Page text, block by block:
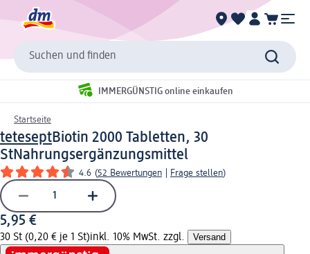
Suchen und finden
IMMERGÜNSTIG online einkaufen
Startseite
teteseptBiotin 2000 Tabletten, 30
StNahrungsergänzungsmittel
4.6 (52 Bewertungen Frage stellen)
5,95 €
30 St (0,20 € je 1 St)inkl. 10% MwSt. zzgl. Versand